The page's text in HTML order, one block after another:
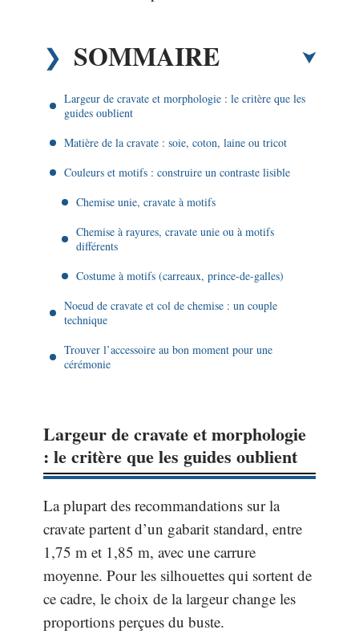
SOMMAIRE
Largeur de cravate et morphologie : le critère que les
guides oublient
Matière de la cravate : soie, coton, laine ou tricot
Couleurs et motifs : construire un contraste lisible
Chemise unie, cravate à motifs
Chemise à rayures, cravate unie ou à motifs
différents
Costume à motifs (carreaux, prince-de-galles)
Noeud de cravate et col de chemise : un couple
technique
Trouver l’accessoire au bon moment pour une
cérémonie
Largeur de cravate et morphologie
: le critère que les guides oublient
La plupart des recommandations sur la
cravate partent d’un gabarit standard, entre
1,75 m et 1,85 m, avec une carrure
moyenne. Pour les silhouettes qui sortent de
ce cadre, le choix de la largeur change les
proportions perçues du buste.